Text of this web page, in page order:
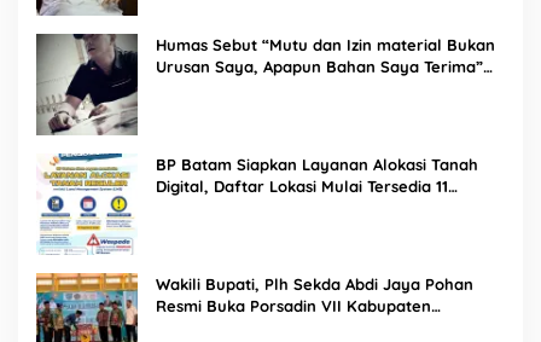
Humas Sebut “Mutu dan Izin material Bukan
Urusan Saya, Apapun Bahan Saya Terima”
BP Batam Siapkan Layanan Alokasi Tanah
Digital, Daftar Lokasi Mulai Tersedia 11
Wakili Bupati, Plh Sekda Abdi Jaya Pohan
Resmi Buka Porsadin VII Kabupaten